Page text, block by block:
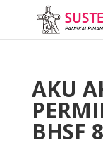
AKU
BHSF